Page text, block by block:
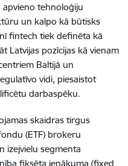
apvieno tehnoloģiju
un kalpo kā būtisks
fintech tiek definēta kā
Latvijas pozīcijas kā vienam
Baltijā un
vidi, piesaistot
darbaspēku.
skaidras tirgus
(ETF) brokeru
izejvielu segmenta
fiksēta ienākuma (fixed